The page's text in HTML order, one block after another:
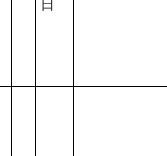
日